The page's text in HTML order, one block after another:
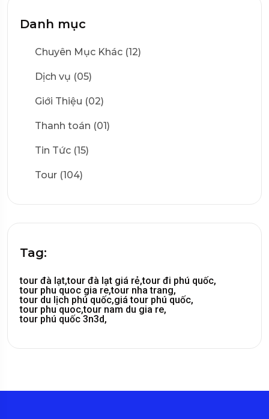
Danh mục
Chuyên Mục Khác (12)
Dịch vụ (05)
Giới Thiệu (02)
Thanh toán (01)
Tin Tức (15)
Tour (104)
Tag:
tour đà lạt,tour đà lạt giá rẻ,tour đi phú quốc,
tour phu quoc gia re,tour nha trang,
tour du lịch phú quốc,giá tour phú quốc,
tour phu quoc,tour nam du gia re,
tour phú quốc 3n3d,